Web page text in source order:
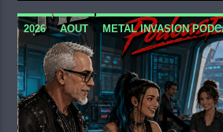
2026 AOUT METAL INVASION